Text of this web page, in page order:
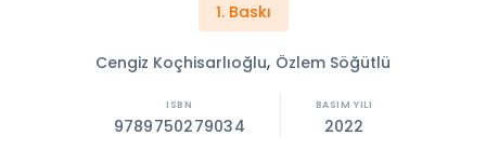
1. Baskı
Cengiz Koçhisarlıoğlu, Özlem Söğütlü
9789750279034 2022